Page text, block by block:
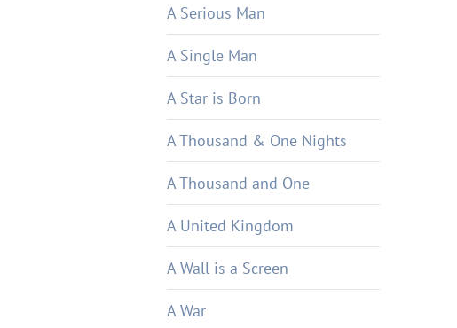
A Serious Man
A Single Man
A Star is Born
A Thousand & One Nights
A Thousand and One
A United Kingdom
A Wall is a Screen
A War